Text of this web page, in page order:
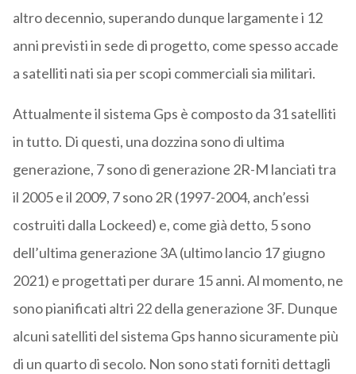
altro decennio, superando dunque largamente i 12
anni previsti in sede di progetto, come spesso accade
a satelliti nati sia per scopi commerciali sia militari.
Attualmente il sistema Gps è composto da 31 satelliti
in tutto. Di questi, una dozzina sono di ultima
generazione, 7 sono di generazione 2R-M lanciati tra
il 2005 e il 2009, 7 sono 2R (1997-2004, anch’essi
costruiti dalla Lockeed) e, come già detto, 5 sono
dell’ultima generazione 3A (ultimo lancio 17 giugno
2021) e progettati per durare 15 anni. Al momento, ne
sono pianificati altri 22 della generazione 3F. Dunque
alcuni satelliti del sistema Gps hanno sicuramente più
di un quarto di secolo. Non sono stati forniti dettagli